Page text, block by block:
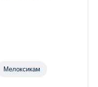
Мелоксикам